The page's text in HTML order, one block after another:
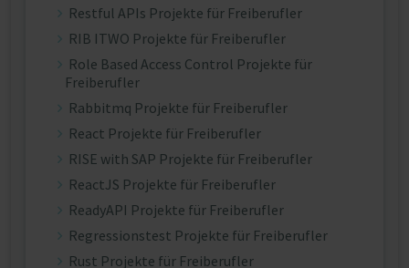
Restful APIs Projekte für Freiberufler
RIB ITWO Projekte für Freiberufler
Role Based Access Control Projekte für
Freiberufler
Rabbitmq Projekte für Freiberufler
React Projekte für Freiberufler
RISE with SAP Projekte für Freiberufler
ReactJS Projekte für Freiberufler
ReadyAPI Projekte für Freiberufler
Regressionstest Projekte für Freiberufler
Rust Projekte für Freiberufler